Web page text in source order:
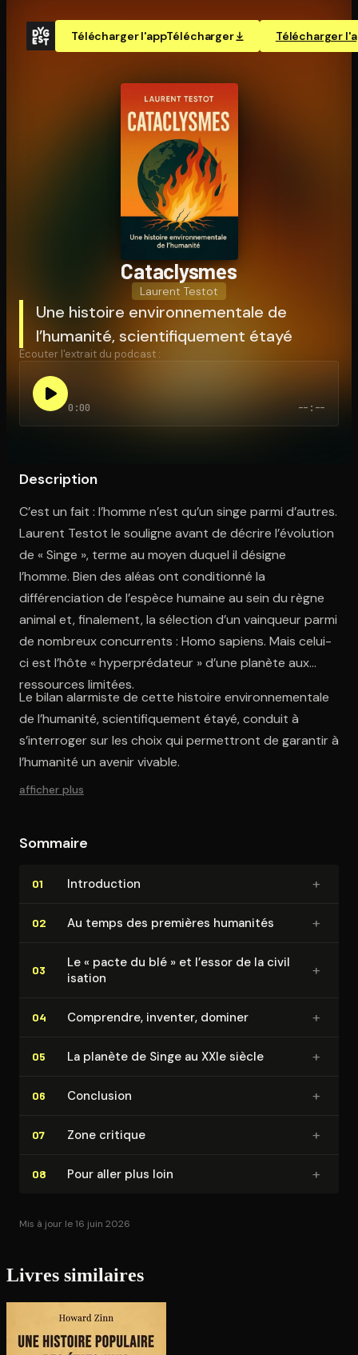
Télécharger l'appTélécharger Télécharger
Ouvre l'app Appareil photo, pointe sur le code. C'est gratuit à
Cataclysmes
Laurent Testot
Une histoire environnementale de
l’humanité, scientifiquement étayé
Écouter l'extrait du podcast :
0:00 --:--
Description
C’est un fait : l’homme n’est qu’un singe parmi d’autres.
Laurent Testot le souligne avant de décrire l’évolution
de « Singe », terme au moyen duquel il désigne
l’homme. Bien des aléas ont conditionné la
différenciation de l’espèce humaine au sein du règne
animal et, finalement, la sélection d’un vainqueur parmi
de nombreux concurrents : Homo sapiens. Mais celui-
ci est l’hôte « hyperprédateur » d’une planète aux
ressources limitées.
Le bilan alarmiste de cette histoire environnementale
de l’humanité, scientifiquement étayé, conduit à
s’interroger sur les choix qui permettront de garantir à
l’humanité un avenir vivable.
afficher plus
Sommaire
01 In­tro­duc­tion +
02 Au temps des premières humanités +
03
Le « pacte du blé » et l’essor de la ci­vi­l
i­sa­tion
+
04 Comprendre, inventer, dominer +
05 La planète de Singe au XXIe siècle +
06 Conclusion +
07 Zone critique +
08 Pour aller plus loin +
Mis à jour le 16 juin 2026
Livres similaires